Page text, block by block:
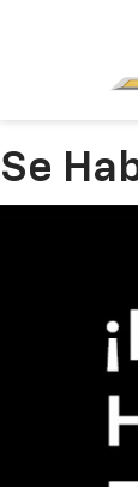
Se